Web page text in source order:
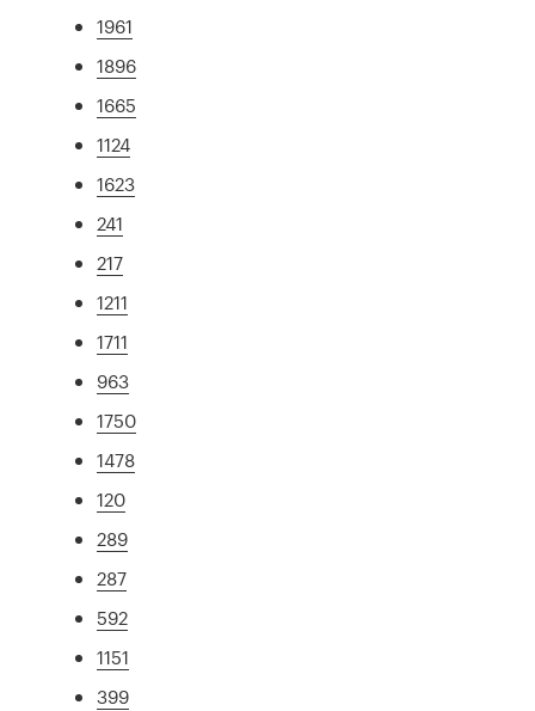
1961
1896
1665
1124
1623
241
217
1211
1711
963
1750
1478
120
289
287
592
1151
399